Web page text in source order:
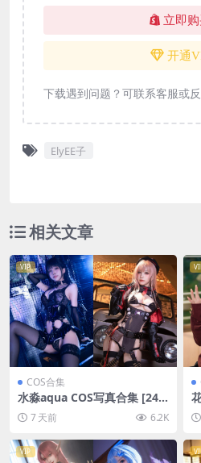
立即
开通
下载遇到问题？可联系客服或
ElyEE子
相关文章
VIP
COS合集
水淼aqua COS写真合集 [246
套][持续更新]
7 天前 6.2K
VIP